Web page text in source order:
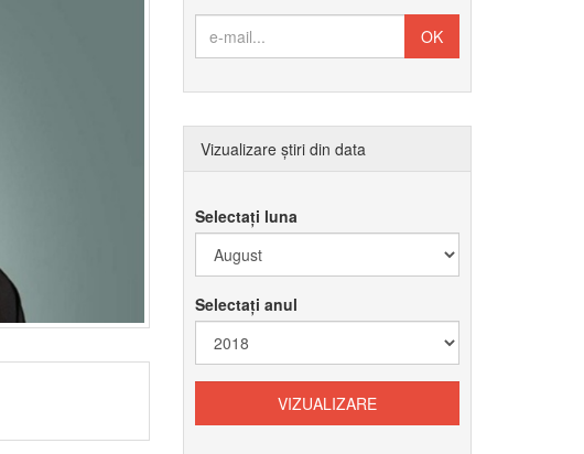
Vizualizare știri din data
Selectați luna
Selectați anul